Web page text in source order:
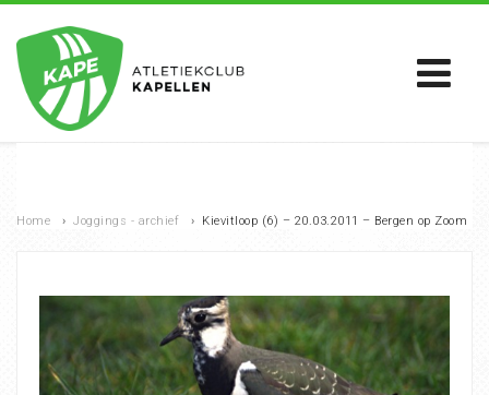
Home › Joggings - archief › Kievitloop (6) – 20.03.2011 – Bergen op Zoom